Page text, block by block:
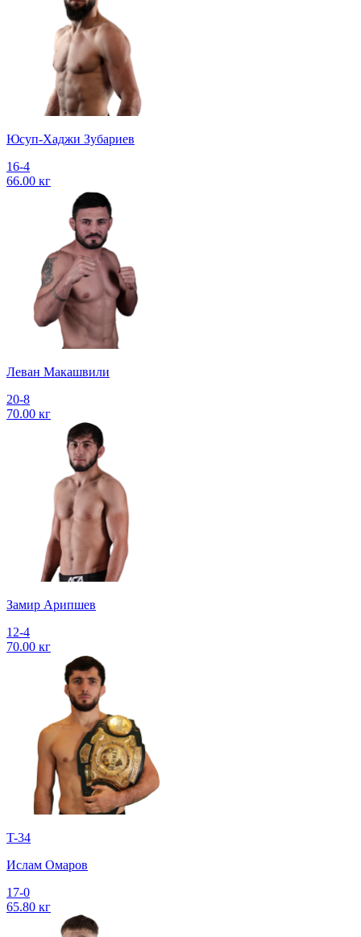
Юсуп-Хаджи Зубариев
16-4
66.00 кг
Леван Макашвили
20-8
70.00 кг
Замир Арипшев
12-4
70.00 кг
T-34
Ислам Омаров
17-0
65.80 кг